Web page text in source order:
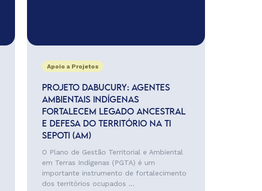
Apoio a Projetos
PROJETO DABUCURY: AGENTES
AMBIENTAIS INDÍGENAS
FORTALECEM LEGADO ANCESTRAL
E DEFESA DO TERRITÓRIO NA TI
SEPOTI (AM)
O Plano de Gestão Territorial e Ambiental
em Terras Indígenas (PGTA) é um
importante instrumento de fortalecimento
dos territórios ocupados ...